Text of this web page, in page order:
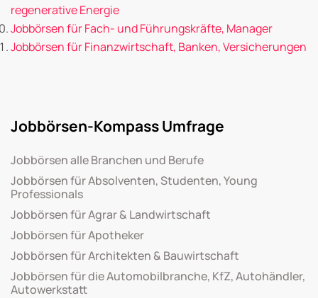
regenerative Energie
Jobbörsen für Fach- und Führungskräfte, Manager
Jobbörsen für Finanzwirtschaft, Banken, Versicherungen
Jobbörsen-Kompass Umfrage
Jobbörsen alle Branchen und Berufe
Jobbörsen für Absolventen, Studenten, Young
Professionals
Jobbörsen für Agrar & Landwirtschaft
Jobbörsen für Apotheker
Jobbörsen für Architekten & Bauwirtschaft
Jobbörsen für die Automobilbranche, KfZ, Autohändler,
Autowerkstatt